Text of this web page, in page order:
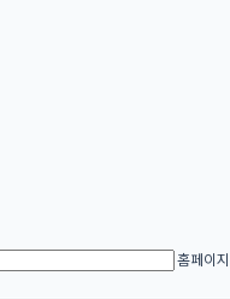
홈페이지